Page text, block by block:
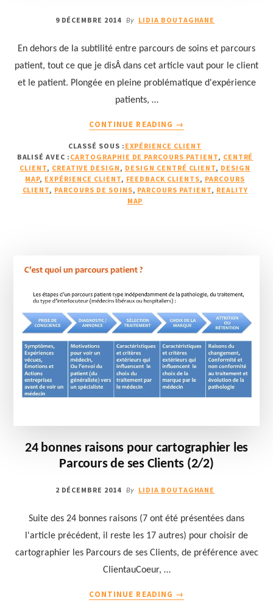
9 DÉCEMBRE 2014 By LIDIA BOUTAGHANE
En dehors de la subtilité entre parcours de soins et parcours
patient, tout ce que je disÂ dans cet article vaut pour le client
et le patient. Plongée en pleine problématique d'expérience
patients, …
CONTINUE READING
UNE
EXPÉRIENCE
PATIENT
INNOVANTE
→
CLASSÉ SOUS : EXPÉRIENCE CLIENT
BALISÉ AVEC : CARTOGRAPHIE DE PARCOURS PATIENT, CENTRÉ
CLIENT, CREATIVE DESIGN , DESIGN CENTRÉ CLIENT, DESIGN
MAP, EXPÉRIENCE CLIENT, FEEDBACK CLIENTS, PARCOURS
CLIENT, PARCOURS DE SOINS, PARCOURS PATIENT, REALITY
MAP
24 bonnes raisons pour cartographier les
Parcours de ses Clients (2/2)
2 DÉCEMBRE 2014 By LIDIA BOUTAGHANE
Suite des 24 bonnes raisons (7 ont été présentées dans
l'article précédent, il reste les 17 autres) pour choisir de
cartographier les Parcours de ses Clients, de préférence avec
ClientauCoeur, …
CONTINUE READING →